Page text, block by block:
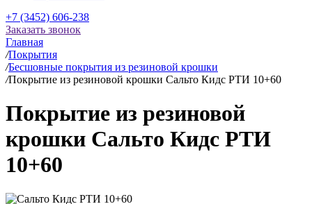
+7 (3452) 606-238
Заказать звонок
Главная
/Покрытия
/Бесшовные покрытия из резиновой крошки
/Покрытие из резиновой крошки Сальто Кидс РТИ 10+60
Покрытие из резиновой
крошки Сальто Кидс РТИ
10+60